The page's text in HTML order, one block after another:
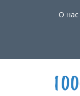
О нас